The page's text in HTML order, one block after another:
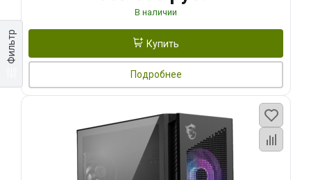
Фильтр
В наличии
Купить
Подробнее